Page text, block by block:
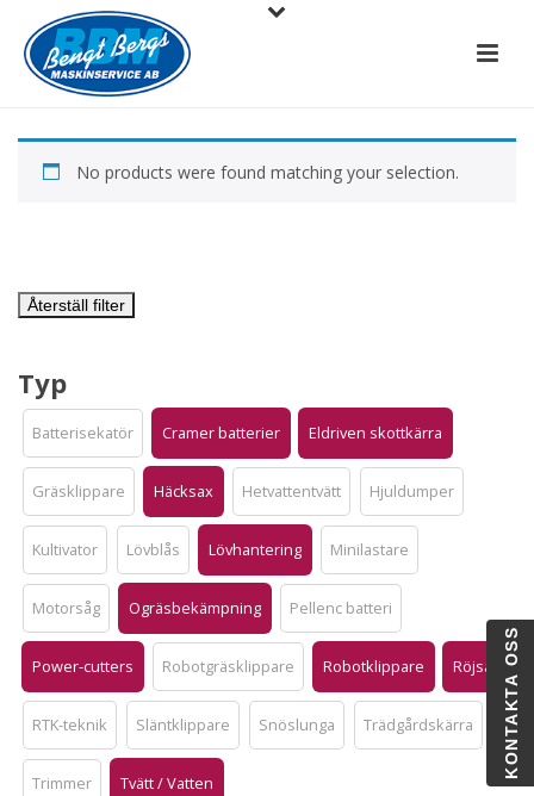
No products were found matching your selection.
Återställ filter
Typ
Batterisekatör Cramer batterier Eldriven skottkärra
Gräsklippare Häcksax Hetvattentvätt Hjuldumper
Kultivator Lövblås Lövhantering Minilastare
Motorsåg Ogräsbekämpning Pellenc batteri
Power-cutters Robotgräsklippare Robotklippare Röjsåg
RTK-teknik Släntklippare Snöslunga Trädgårdskärra
Trimmer Tvätt / Vatten
KONTAKTA OSS